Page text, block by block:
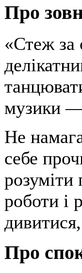
Про
«Стеж за
музики —
Не
себе
розуміти
роботи і
Про